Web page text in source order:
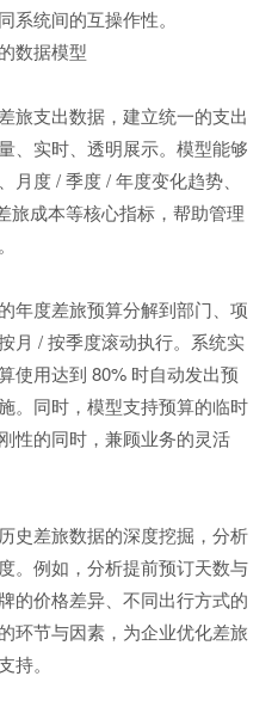
系统间的互操作性。
数据模型
旅支出数据，建立统一的支出
、实时、透明展示。模型能够
度 / 季度 / 年度变化趋势、
旅成本等核心指标，帮助管理
年度差旅预算分解到部门、项
月 / 按季度滚动执行。系统实
使用达到 80% 时自动发出预
。同时，模型支持预算的临时
性的同时，兼顾业务的灵活
史差旅数据的深度挖掘，分析
。例如，分析提前预订天数与
的价格差异、不同出行方式的
环节与因素，为企业优化差旅
。